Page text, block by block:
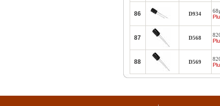
86 D934
87 D568
88 D569